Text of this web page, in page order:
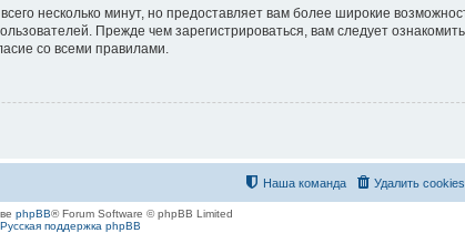
несколько минут, но предоставляет вам более широкие
Прежде чем зарегистрироваться, вам следует
со всеми правилами.
Удалить
Наша команда
phpBB® Forum Software © phpBB Limited
Русская поддержка phpBB